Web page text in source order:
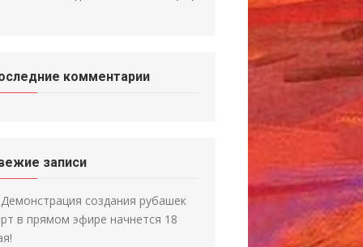
комментарии
записи
Демонстрация создания рубашек
в прямом эфире начнется 18